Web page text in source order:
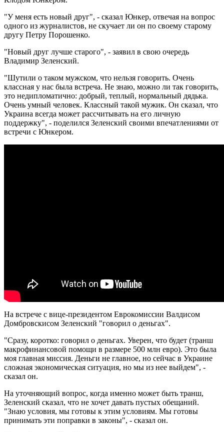
"У меня есть новый друг", - сказал Юнкер, отвечая на вопрос
одного из журналистов, не скучает ли он по своему старому
другу Петру Порошенко.
"Новый друг лучше старого", - заявил в свою очередь
Владимир Зеленский.
"Шутили о таком мужском, что нельзя говорить. Очень
классная у нас была встреча. Не знаю, можно ли так говорить,
это недипломатично: добрый, теплый, нормальный дядька.
Очень умный человек. Классный такой мужик. Он сказал, что
Украина всегда может рассчитывать на его личную
поддержку", - поделился Зеленский своими впечатлениями от
встречи с Юнкером.
На встрече с вице-президентом Еврокомиссии Валдисом
Домбровскисом Зеленский "говорил о деньгах".
"Сразу, коротко: говорил о деньгах. Уверен, что будет (транш
макрофинансовой помощи в размере 500 млн евро). Это была
моя главная миссия. Деньги не главное, но сейчас в Украине
сложная экономическая ситуация, но мы из нее выйдем", -
сказал он.
На уточняющий вопрос, когда именно может быть транш,
Зеленский сказал, что не хочет давать пустых обещаний.
"Знаю условия, мы готовы к этим условиям. Мы готовы
принимать эти поправки в законы", - сказал он.